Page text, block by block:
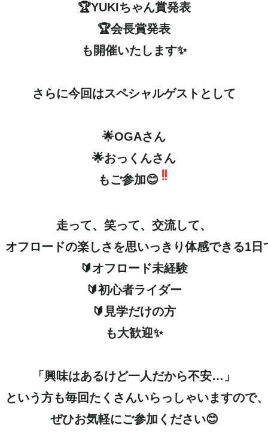
🏆YUKIちゃん賞発表
🏆会長賞発表
も開催いたします✨
さらに今回はスペシャルゲストとして
🌟OGAさん
🌟おっくんさん
もご参加😊
走って、笑って、交流して、
オフロードの楽しさを思いっきり体感できる1日
🔰オフロード未経験
🔰初心者ライダー
🔰見学だけの方
も大歓迎✨
「興味はあるけど一人だから不安…」
という方も毎回たくさんいらっしゃいますので、
ぜひお気軽にご参加ください😊